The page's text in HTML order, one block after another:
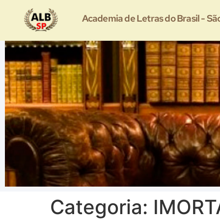
Academia de Letras do Brasil -
Categoria: